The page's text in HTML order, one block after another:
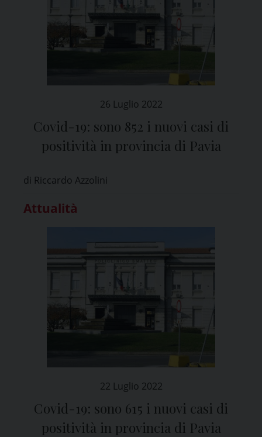
26 Luglio 2022
Covid-19: sono 852 i nuovi casi di
positività in provincia di Pavia
di Riccardo Azzolini
Attualità
22 Luglio 2022
Covid-19: sono 615 i nuovi casi di
positività in provincia di Pavia